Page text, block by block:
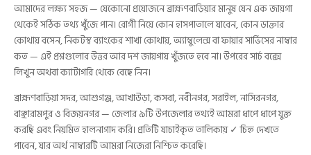
আমাদের লক্ষ্য সহজ — যেকোনো প্রয়োজনে ব্রাহ্মণবাড়িয়ার মানুষ যেন এক জায়গা
থেকেই সঠিক তথ্য খুঁজে পান। রোগী নিয়ে কোন হাসপাতালে যাবেন, কোন ডাক্তার
কোথায় বসেন, নিকটস্থ ব্যাংকের শাখা কোথায়, অ্যাম্বুলেন্স বা ফায়ার সার্ভিসের নাম্বার
কত — এই প্রশ্নগুলোর উত্তর আর দশ জায়গায় খুঁজতে হবে না। উপরের সার্চ বক্সে
লিখুন অথবা ক্যাটাগরি থেকে বেছে নিন।
ব্রাহ্মণবাড়িয়া সদর, আশুগঞ্জ, আখাউড়া, কসবা, নবীনগর, সরাইল, নাসিরনগর,
বাঞ্ছারামপুর ও বিজয়নগর — জেলার ৯টি উপজেলার তথ্যই আমরা ধাপে ধাপে যুক্ত
করছি এবং নিয়মিত হালনাগাদ করি। প্রতিটি যাচাইকৃত তালিকায় ✓ চিহ্ন দেখতে
পাবেন, যার অর্থ নাম্বারটি আমরা নিজেরা নিশ্চিত করেছি।